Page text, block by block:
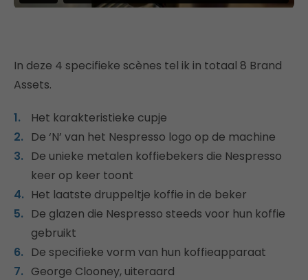
In deze 4 specifieke scènes tel ik in totaal 8 Brand
Assets.
Het karakteristieke cupje
De ‘N’ van het Nespresso logo op de machine
De unieke metalen koffiebekers die Nespresso
keer op keer toont
Het laatste druppeltje koffie in de beker
De glazen die Nespresso steeds voor hun koffie
gebruikt
De specifieke vorm van hun koffieapparaat
George Clooney, uiteraard